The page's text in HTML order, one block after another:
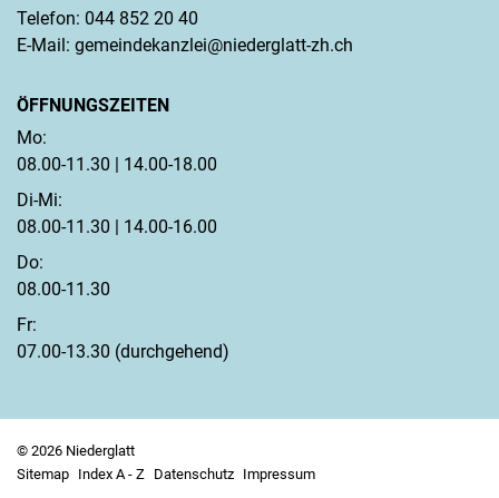
Telefon: 044 852 20 40
E-Mail: gemeindekanzlei@niederglatt-zh.ch
ÖFFNUNGSZEITEN
Mo:
08.00-11.30 | 14.00-18.00
Di-Mi:
08.00-11.30 | 14.00-16.00
Do:
08.00-11.30
Fr:
07.00-13.30 (durchgehend)
© 2026 Niederglatt
Sitemap Index A - Z Datenschutz Impressum